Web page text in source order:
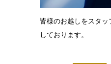
皆様のお越しをスタ
しております。